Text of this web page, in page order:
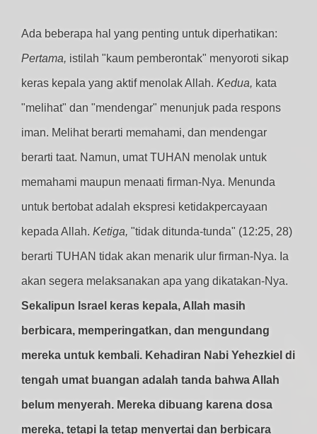
Ada beberapa hal yang penting untuk diperhatikan:
Pertama, istilah "kaum pemberontak" menyoroti sikap
keras kepala yang aktif menolak Allah. Kedua, kata
"melihat" dan "mendengar" menunjuk pada respons
iman. Melihat berarti memahami, dan mendengar
berarti taat. Namun, umat TUHAN menolak untuk
memahami maupun menaati firman-Nya. Menunda
untuk bertobat adalah ekspresi ketidakpercayaan
kepada Allah. Ketiga, "tidak ditunda-tunda" (12:25, 28)
berarti TUHAN tidak akan menarik ulur firman-Nya. Ia
akan segera melaksanakan apa yang dikatakan-Nya.
Sekalipun Israel keras kepala, Allah masih
berbicara, memperingatkan, dan mengundang
mereka untuk kembali. Kehadiran Nabi Yehezkiel di
tengah umat buangan adalah tanda bahwa Allah
belum menyerah. Mereka dibuang karena dosa
mereka, tetapi Ia tetap menyertai dan berbicara